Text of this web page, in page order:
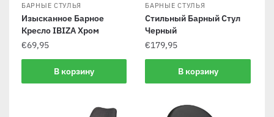
БАРНЫЕ СТУЛЬЯ
Изысканное Барное
Кресло IBIZA Хром
€69,95
В корзину
БАРНЫЕ СТУЛЬЯ
Стильный Барный Стул
Черный
€179,95
В корзину